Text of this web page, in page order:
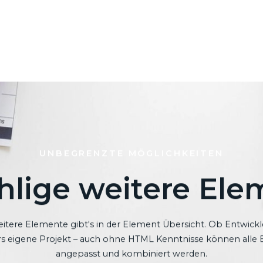
weitere
Elemente gibt's in der Element Übersicht. Ob
eigene Projekt – auch ohne HTML Kenntnisse können alle
angepasst und kombiniert werden.